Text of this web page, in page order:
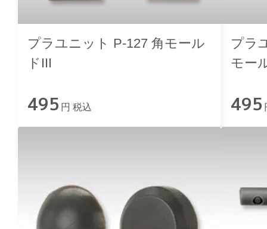
プラユニット P-127 角モール
ドIII
495 円 税込
プラ
モー
495